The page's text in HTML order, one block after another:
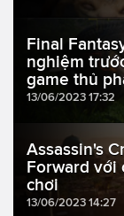
Final
nghiệm
game thủ
13/06/2023 17:32
Assassin's
Forward với
chơi
13/06/2023 14:27